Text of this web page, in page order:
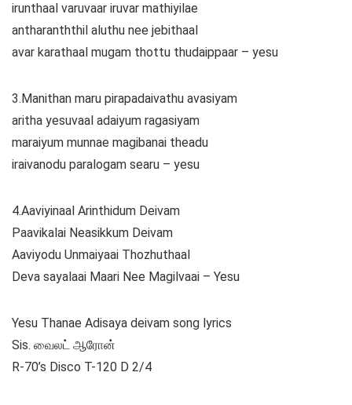
irunthaal varuvaar iruvar mathiyilae
antharanththil aluthu nee jebithaal
avar karathaal mugam thottu thudaippaar – yesu
3.Manithan maru pirapadaivathu avasiyam
aritha yesuvaal adaiyum ragasiyam
maraiyum munnae magibanai theadu
iraivanodu paralogam searu – yesu
4.Aaviyinaal Arinthidum Deivam
Paavikalai Neasikkum Deivam
Aaviyodu Unmaiyaai Thozhuthaal
Deva sayalaai Maari Nee Magilvaai – Yesu
Yesu Thanae Adisaya deivam song lyrics
Sis. வைலட் ஆரோன்
R-70’s Disco T-120 D 2/4